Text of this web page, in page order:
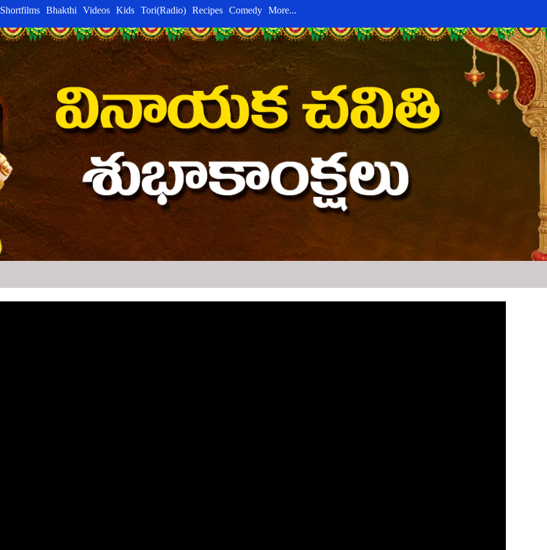
Shortfilms Bhakthi Videos Kids Tori(Radio) Recipes Comedy More...